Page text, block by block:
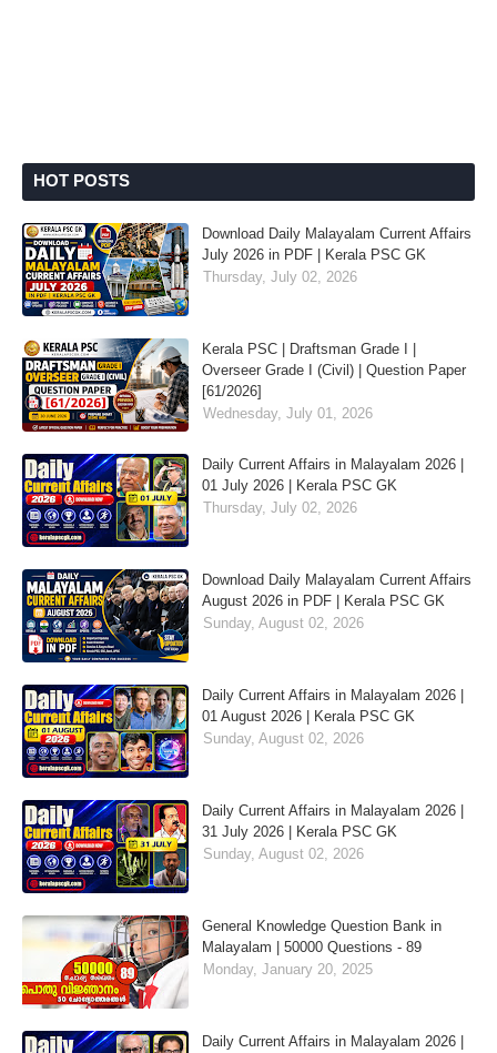
HOT POSTS
Download Daily Malayalam Current Affairs
July 2026 in PDF | Kerala PSC GK
Thursday, July 02, 2026
Kerala PSC | Draftsman Grade I |
Overseer Grade I (Civil) | Question Paper
[61/2026]
Wednesday, July 01, 2026
Daily Current Affairs in Malayalam 2026 |
01 July 2026 | Kerala PSC GK
Thursday, July 02, 2026
Download Daily Malayalam Current Affairs
August 2026 in PDF | Kerala PSC GK
Sunday, August 02, 2026
Daily Current Affairs in Malayalam 2026 |
01 August 2026 | Kerala PSC GK
Sunday, August 02, 2026
Daily Current Affairs in Malayalam 2026 |
31 July 2026 | Kerala PSC GK
Sunday, August 02, 2026
General Knowledge Question Bank in
Malayalam | 50000 Questions - 89
Monday, January 20, 2025
Daily Current Affairs in Malayalam 2026 |